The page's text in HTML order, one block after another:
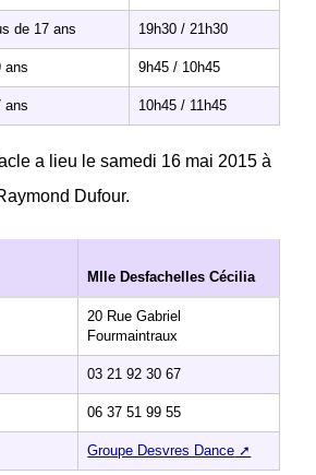
de 17 ans 19h30 / 21h30
ans 9h45 / 10h45
ans 10h45 / 11h45
a lieu le samedi 16 mai 2015 à
Dufour.
Mlle Desfachelles Cécilia
20 Rue Gabriel
Fourmaintraux
03 21 92 30 67
06 37 51 99 55
Groupe Desvres Dance